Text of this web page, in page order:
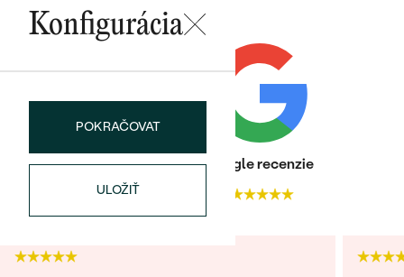
Bestsellery
BRUS:
PÔVOD:
Postranné drahokamy
DRUH:
Diamant
KARÁTOVÁ VÁHA:
0.12 ct
Round
FARBA:
Konfigurácia
POKRAČOVAT
ULOŽIŤ
Heuréka recenzie
4.9
Google recenzie